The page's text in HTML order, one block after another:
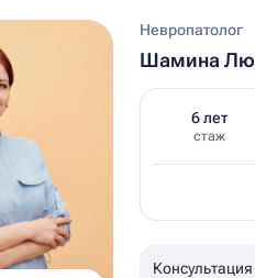
Невропатолог
Шамина
6 лет
стаж